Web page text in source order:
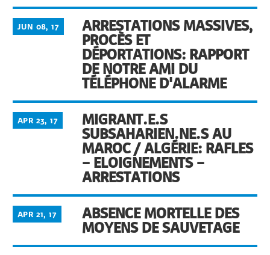
ARRESTATIONS MASSIVES,
PROCÈS ET
DÉPORTATIONS: RAPPORT
DE NOTRE AMI DU
TÉLÉPHONE D'ALARME
JUN 08, 17
MIGRANT.E.S
SUBSAHARIEN.NE.S AU
MAROC / ALGÉRIE: RAFLES
– ELOIGNEMENTS –
ARRESTATIONS
APR 23, 17
ABSENCE MORTELLE DES
MOYENS DE SAUVETAGE
APR 21, 17